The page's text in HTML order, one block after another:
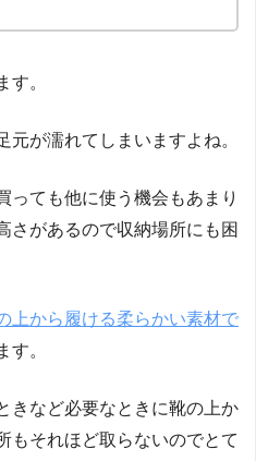
す。
が濡れてしまいますよね。
っても他に使う機会もあまり
さがあるので収納場所にも困
上から履ける柔らかい素材で
す。
きなど必要なときに靴の上か
もそれほど取らないのでとて